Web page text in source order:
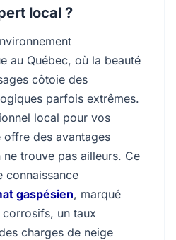
local ?
au Québec, où la beauté
côtoie des
parfois extrêmes.
local pour vos
des avantages
trouve pas ailleurs. Ce
connaissance
gaspésien, marqué
un taux
charges de neige